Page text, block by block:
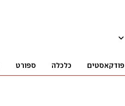
פודקאסטים כלכלה ספורט